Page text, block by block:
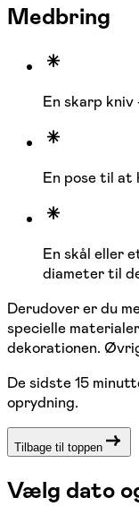
Medbring
En skarp
En pose til at
En skål eller
diameter til
Derudover er du
specielle
dekorationen.
De sidste 15
oprydning.
Tilbage til toppen
Vælg dato